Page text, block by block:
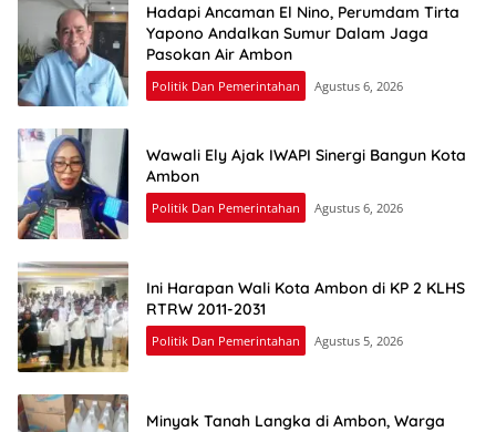
Hadapi Ancaman El Nino, Perumdam Tirta
Yapono Andalkan Sumur Dalam Jaga
Pasokan Air Ambon
Politik Dan Pemerintahan Agustus 6, 2026
Wawali Ely Ajak IWAPI Sinergi Bangun Kota
Ambon
Politik Dan Pemerintahan Agustus 6, 2026
Ini Harapan Wali Kota Ambon di KP 2 KLHS
RTRW 2011-2031
Politik Dan Pemerintahan Agustus 5, 2026
Minyak Tanah Langka di Ambon, Warga